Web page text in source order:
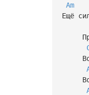
Am
Ещё